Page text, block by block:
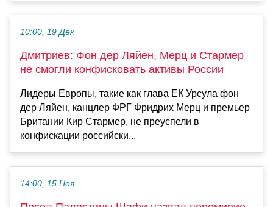
10:00, 19 Дек
Дмитриев: Фон дер Ляйен, Мерц и Стармер
не смогли конфисковать активы России
Лидеры Европы, такие как глава ЕК Урсула фон
дер Ляйен, канцлер ФРГ Фридрих Мерц и премьер
Британии Кир Стармер, не преуспели в
конфискации российски...
14:00, 15 Ноя